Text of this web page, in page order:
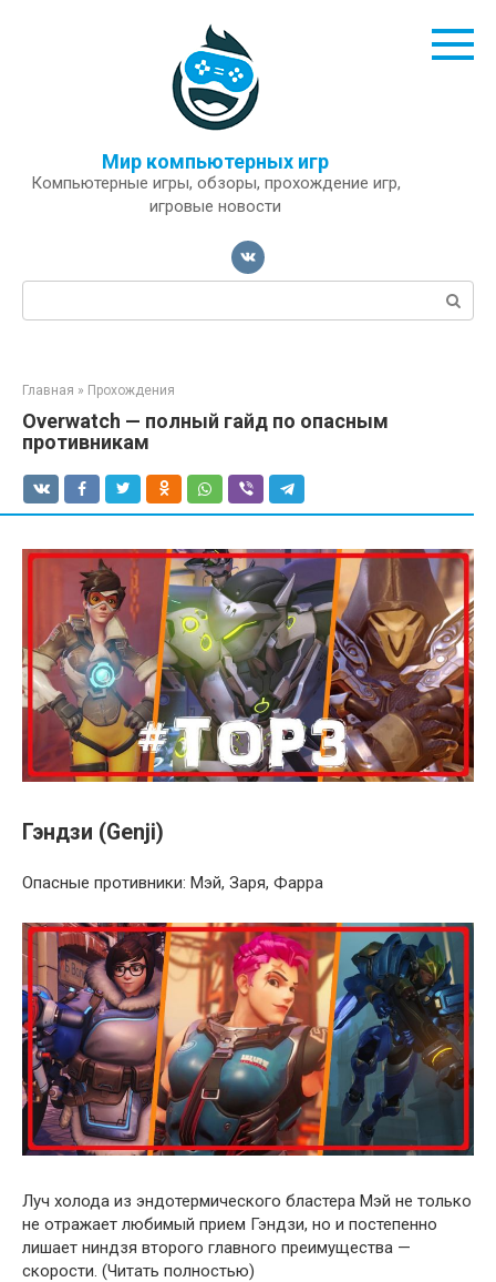
Мир компьютерных игр
Компьютерные игры, обзоры, прохождение игр,
игровые новости
Поиск:
Главная » Прохождения
Overwatch — полный гайд по опасным
противникам
Гэндзи (Genji)
Опасные противники: Мэй, Заря, Фарра
Луч холода из эндотермического бластера Мэй не только
не отражает любимый прием Гэндзи, но и постепенно
лишает ниндзя второго главного преимущества —
скорости. (Читать полностью)